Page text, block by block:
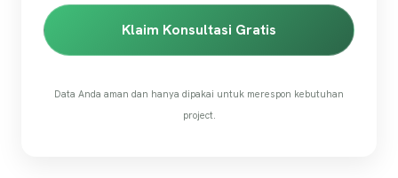
Klaim Konsultasi Gratis
Data Anda aman dan hanya dipakai untuk merespon kebutuhan
project.